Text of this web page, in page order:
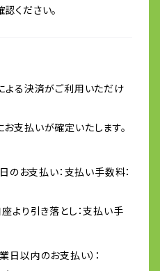
ください。
よる決済がご利用いただけ
支払いが確定いたします。
のお支払い：支払い手数料：
より引き落とし：支払い手
以内のお支払い）：